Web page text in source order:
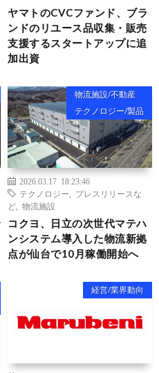
ヤマトのCVCファンド、ブラ
ンドのリユース品収集・販売
支援するスタートアップに追
加出資
物流施設/不動産
テクノロジー/製品
2026.03.17 18:23:46
テクノロジー
プレスリリースな
ど
物流施設
コクヨ、日立の次世代マテハ
ンシステム導入した物流新拠
点が仙台で10月稼働開始へ
経営/業界動向